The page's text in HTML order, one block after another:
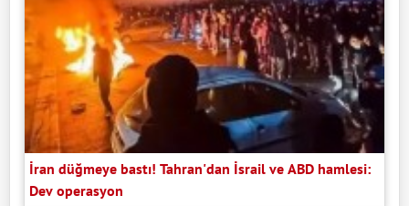
İran düğmeye bastı! Tahran'dan İsrail ve ABD hamlesi:
Dev operasyon